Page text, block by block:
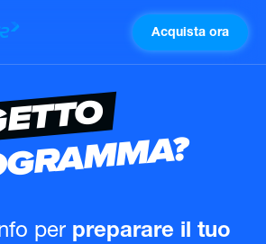
Acquista ora
per preparare il tuo